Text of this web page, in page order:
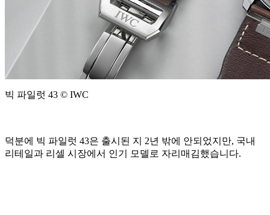
빅 파일럿 43 © IWC
덕분에 빅 파일럿 43은 출시된 지 2년 밖에 안되었지만, 국내
리테일과 리셀 시장에서 인기 모델로 자리매김했습니다.